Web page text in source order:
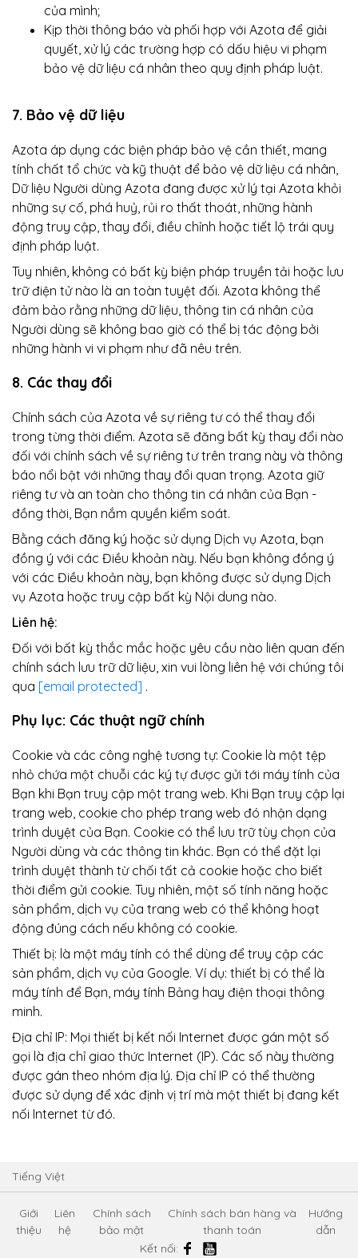
của mình;
Kịp thời thông báo và phối hợp với Azota để giải
quyết, xử lý các trường hợp có dấu hiệu vi phạm
bảo vệ dữ liệu cá nhân theo quy định pháp luật.
7. Bảo vệ dữ liệu
Azota áp dụng các biện pháp bảo vệ cần thiết, mang
tính chất tổ chức và kỹ thuật để bảo vệ dữ liệu cá nhân,
Dữ liệu Người dùng Azota đang được xử lý tại Azota khỏi
những sự cố, phá huỷ, rủi ro thất thoát, những hành
động truy cập, thay đổi, điều chỉnh hoặc tiết lộ trái quy
định pháp luật.
Tuy nhiên, không có bất kỳ biện pháp truyền tải hoặc lưu
trữ điện tử nào là an toàn tuyệt đối. Azota không thể
đảm bảo rằng những dữ liệu, thông tin cá nhân của
Người dùng sẽ không bao giờ có thể bị tác động bởi
những hành vi vi phạm như đã nêu trên.
8. Các thay đổi
Chính sách của Azota về sự riêng tư có thể thay đổi
trong từng thời điểm. Azota sẽ đăng bất kỳ thay đổi nào
đối với chính sách về sự riêng tư trên trang này và thông
báo nổi bật với những thay đổi quan trọng. Azota giữ
riêng tư và an toàn cho thông tin cá nhân của Bạn -
đồng thời, Bạn nắm quyền kiểm soát.
Bằng cách đăng ký hoặc sử dụng Dịch vụ Azota, bạn
đồng ý với các Điều khoản này. Nếu bạn không đồng ý
với các Điều khoản này, bạn không được sử dụng Dịch
vụ Azota hoặc truy cập bất kỳ Nội dung nào.
Liên hệ:
Đối với bất kỳ thắc mắc hoặc yêu cầu nào liên quan đến
chính sách lưu trữ dữ liệu, xin vui lòng liên hệ với chúng tôi
qua [email protected] .
Phụ lục: Các thuật ngữ chính
Cookie và các công nghệ tương tự: Cookie là một tệp
nhỏ chứa một chuỗi các ký tự được gửi tới máy tính của
Bạn khi Bạn truy cập một trang web. Khi Bạn truy cập lại
trang web, cookie cho phép trang web đó nhận dạng
trình duyệt của Bạn. Cookie có thể lưu trữ tùy chọn của
Người dùng và các thông tin khác. Bạn có thể đặt lại
trình duyệt thành từ chối tất cả cookie hoặc cho biết
thời điểm gửi cookie. Tuy nhiên, một số tính năng hoặc
sản phẩm, dịch vụ của trang web có thể không hoạt
động đúng cách nếu không có cookie.
Thiết bị: là một máy tính có thể dùng để truy cập các
sản phẩm, dịch vụ của Google. Ví dụ: thiết bị có thể là
máy tính để Bạn, máy tính Bảng hay điện thoại thông
minh.
Địa chỉ IP: Mọi thiết bị kết nối Internet được gán một số
gọi là địa chỉ giao thức Internet (IP). Các số này thường
được gán theo nhóm địa lý. Địa chỉ IP có thể thường
được sử dụng để xác định vị trí mà một thiết bị đang kết
nối Internet từ đó.
Tiếng Việt
Giới
thiệu
Liên
hệ
Chính sách
bảo mật
Chính sách bán hàng và
thanh toán
Hướng
dẫn
Kết nối: